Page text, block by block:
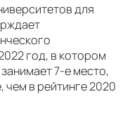
для
год, в котором
7-е место,
чем в рейтинге 2020